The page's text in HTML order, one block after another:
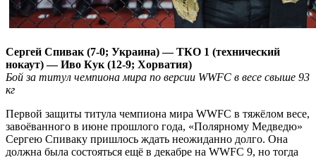
Сергей Спивак (7-0; Украина) — ТКО 1 (технический
нокаут) — Иво Кук (12-9; Хорватия)
Бой за титул чемпиона мира по версии WWFC в весе свыше 93
кг
Первой защиты титула чемпиона мира WWFC в тяжёлом весе,
завоёванного в июне прошлого года, «Полярному Медведю»
Сергею Спиваку пришлось ждать неожиданно долго. Она
должна была состояться ещё в декабре на WWFC 9, но тогда